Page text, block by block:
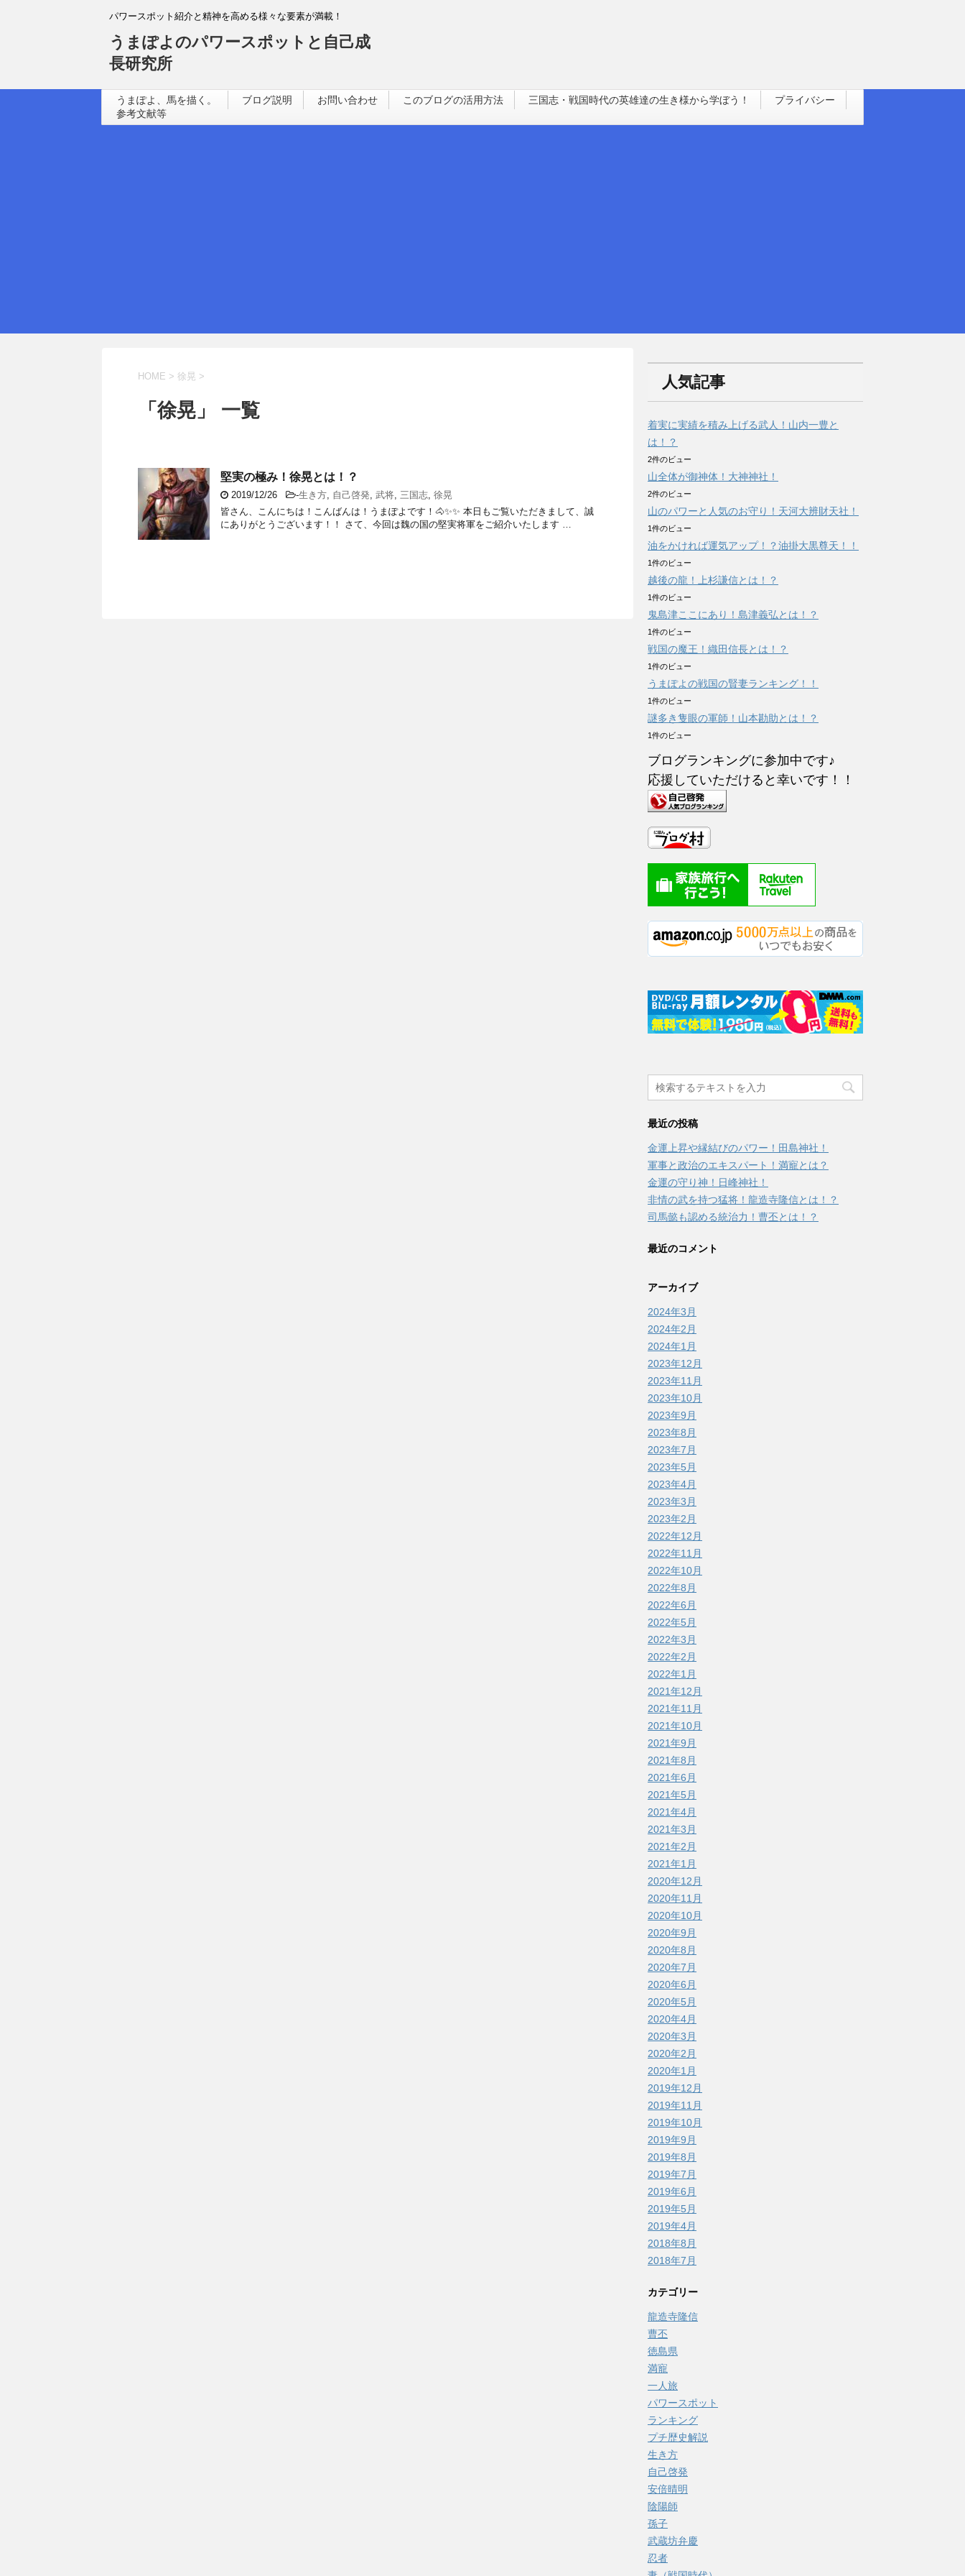
パワースポット紹介と精神を高める様々な要素が満載！
うまぽよのパワースポットと自己成
長研究所
うまぽよ、馬を描く。 ブログ説明 お問い合わせ このブログの活用方法 三国志・戦国時代の英雄達の生き様から学ぼう！
プライバシー
参考文献等
HOME > 徐晃 >
「徐晃」 一覧
堅実の極み！徐晃とは！？
2019/12/26 -生き方, 自己啓発, 武将, 三国志, 徐晃
皆さん、こんにちは！こんばんは！うまぽよです！🐴✨✨ 本日もご覧いただきまして、誠
にありがとうございます！！ さて、今回は魏の国の堅実将軍をご紹介いたします …
人気記事
着実に実績を積み上げる武人！山内一豊と
は！？
2件のビュー
山全体が御神体！大神神社！
2件のビュー
山のパワーと人気のお守り！天河大辨財天社！
1件のビュー
油をかければ運気アップ！？油掛大黒尊天！！
1件のビュー
越後の龍！上杉謙信とは！？
1件のビュー
鬼島津ここにあり！島津義弘とは！？
1件のビュー
戦国の魔王！織田信長とは！？
1件のビュー
うまぽよの戦国の賢妻ランキング！！
1件のビュー
謎多き隻眼の軍師！山本勘助とは！？
1件のビュー
ブログランキングに参加中です♪
応援していただけると幸いです！！
最近の投稿
金運上昇や縁結びのパワー！田島神社！
軍事と政治のエキスパート！満寵とは？
金運の守り神！日峰神社！
非情の武を持つ猛将！龍造寺隆信とは！？
司馬懿も認める統治力！曹丕とは！？
最近のコメント
アーカイブ
2024年3月
2024年2月
2024年1月
2023年12月
2023年11月
2023年10月
2023年9月
2023年8月
2023年7月
2023年5月
2023年4月
2023年3月
2023年2月
2022年12月
2022年11月
2022年10月
2022年8月
2022年6月
2022年5月
2022年3月
2022年2月
2022年1月
2021年12月
2021年11月
2021年10月
2021年9月
2021年8月
2021年6月
2021年5月
2021年4月
2021年3月
2021年2月
2021年1月
2020年12月
2020年11月
2020年10月
2020年9月
2020年8月
2020年7月
2020年6月
2020年5月
2020年4月
2020年3月
2020年2月
2020年1月
2019年12月
2019年11月
2019年10月
2019年9月
2019年8月
2019年7月
2019年6月
2019年5月
2019年4月
2018年8月
2018年7月
カテゴリー
龍造寺隆信
曹丕
徳島県
満寵
一人旅
パワースポット
ランキング
プチ歴史解説
生き方
自己啓発
安倍晴明
陰陽師
孫子
武蔵坊弁慶
忍者